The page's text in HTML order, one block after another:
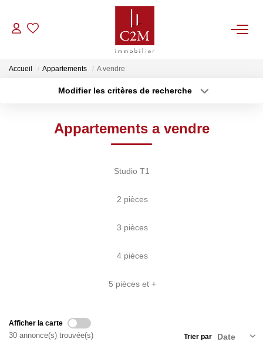
CONTACT
ESTIMATION
BIENS VENDUS
Accueil Appartements A vendre
Modifier les critères de recherche
Appartements a vendre
Studio T1
2 pièces
3 pièces
4 pièces
5 pièces et +
Afficher la carte
30 annonce(s) trouvée(s) Trier par